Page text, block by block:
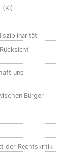
(KI)
und
Bürger
der Rechtskritik